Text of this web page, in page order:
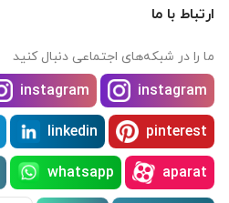
ارتباط با ما
ما را در شبکه‌های اجتماعی دنبال کنید
instagram
instagram
pinterest
linkedin
aparat
whatsapp